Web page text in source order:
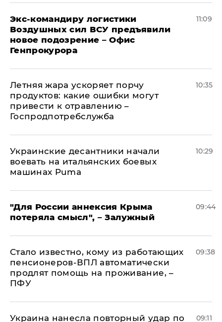
Экс-командиру логистики
Воздушных сил ВСУ предъявили
новое подозрение – Офис
Генпрокурора
11:09
Летняя жара ускоряет порчу
продуктов: какие ошибки могут
привести к отравлению –
Госпродпотребслужба
10:35
Украинские десантники начали
воевать на итальянских боевых
машинах Puma
10:29
"Для России аннексия Крыма
потеряла смысл", – Залужный
09:44
Стало известно, кому из работающих
пенсионеров-ВПЛ автоматически
продлят помощь на проживание, –
ПФУ
09:38
Украина нанесла повторный удар по
09:11